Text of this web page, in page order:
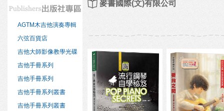
AGTM木吉他演奏專輯
六弦百貨店
吉他大師影像教學光碟
吉他手冊系列
吉他手冊系列
吉他手冊系列叢書
吉他手冊系列叢書
麥書國際(文)有限公司